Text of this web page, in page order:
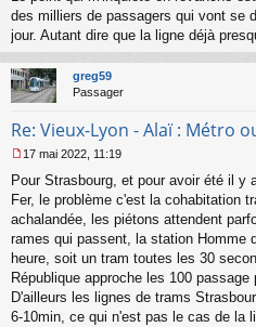
des milliers de passagers qui vont se
jour. Autant dire que la ligne déjà
greg59
Passager
Re: Vieux-Lyon - Alaï : Métro
e
s
s
g
e
n
o
n
17 mai 2022, 11:19
Pour Strasbourg, et pour avoir été il y
Fer, le problème c'est la cohabitation
achalandée, les piétons attendent
rames qui passent, la station Homme
heure, soit un tram toutes les 30
République approche les 100
D'ailleurs les lignes de trams
6-10min, ce qui n'est pas le cas de la